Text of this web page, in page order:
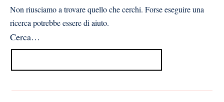
Non riusciamo a trovare quello che cerchi. Forse eseguire una
ricerca potrebbe essere di aiuto.
Cerca…